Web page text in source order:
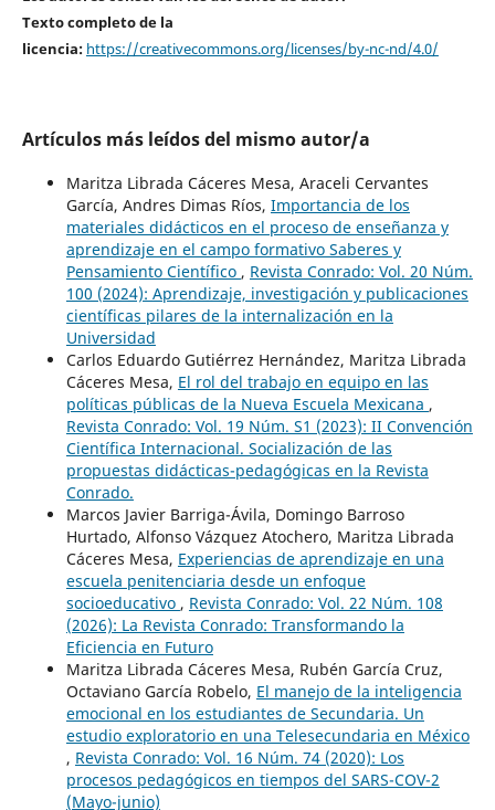
Texto completo de la
licencia: https://creativecommons.org/licenses/by-nc-nd/4.0/
Artículos más leídos del mismo autor/a
Maritza Librada Cáceres Mesa, Araceli Cervantes
García, Andres Dimas Ríos, Importancia de los
materiales didácticos en el proceso de enseñanza y
aprendizaje en el campo formativo Saberes y
Pensamiento Científico , Revista Conrado: Vol. 20 Núm.
100 (2024): Aprendizaje, investigación y publicaciones
científicas pilares de la internalización en la
Universidad
Carlos Eduardo Gutiérrez Hernández, Maritza Librada
Cáceres Mesa, El rol del trabajo en equipo en las
políticas públicas de la Nueva Escuela Mexicana ,
Revista Conrado: Vol. 19 Núm. S1 (2023): II Convención
Científica Internacional. Socialización de las
propuestas didácticas-pedagógicas en la Revista
Conrado.
Marcos Javier Barriga-Ávila, Domingo Barroso
Hurtado, Alfonso Vázquez Atochero, Maritza Librada
Cáceres Mesa, Experiencias de aprendizaje en una
escuela penitenciaria desde un enfoque
socioeducativo , Revista Conrado: Vol. 22 Núm. 108
(2026): La Revista Conrado: Transformando la
Eficiencia en Futuro
Maritza Librada Cáceres Mesa, Rubén García Cruz,
Octaviano García Robelo, El manejo de la inteligencia
emocional en los estudiantes de Secundaria. Un
estudio exploratorio en una Telesecundaria en México
, Revista Conrado: Vol. 16 Núm. 74 (2020): Los
procesos pedagógicos en tiempos del SARS-COV-2
(Mayo-junio)